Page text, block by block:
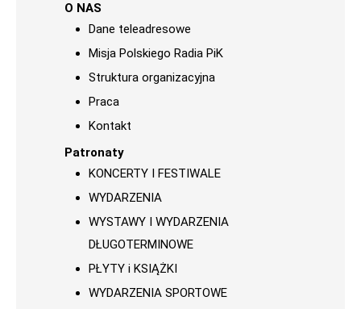
O NAS
Dane teleadresowe
Misja Polskiego Radia PiK
Struktura organizacyjna
Praca
Kontakt
Patronaty
KONCERTY I FESTIWALE
WYDARZENIA
WYSTAWY I WYDARZENIA
DŁUGOTERMINOWE
PŁYTY i KSIĄŻKI
WYDARZENIA SPORTOWE